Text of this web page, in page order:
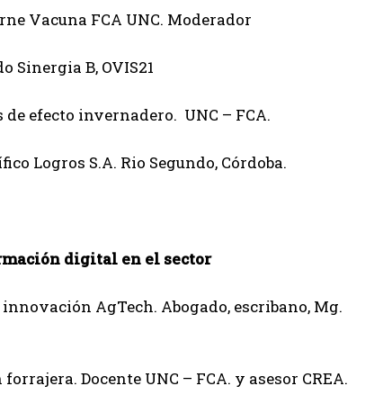
Vacuna FCA UNC. Moderador
Sinergia B, OVIS21
efecto invernadero. UNC – FCA.
Logros S.A. Rio Segundo, Córdoba.
digital en el sector
AgTech. Abogado, escribano, Mg.
Docente UNC – FCA. y asesor CREA.